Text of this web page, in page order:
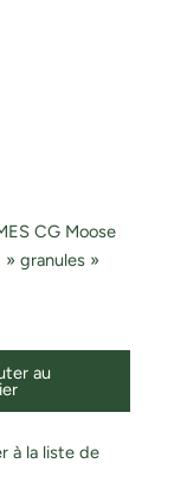
CG Moose
granules »
au
à la liste de